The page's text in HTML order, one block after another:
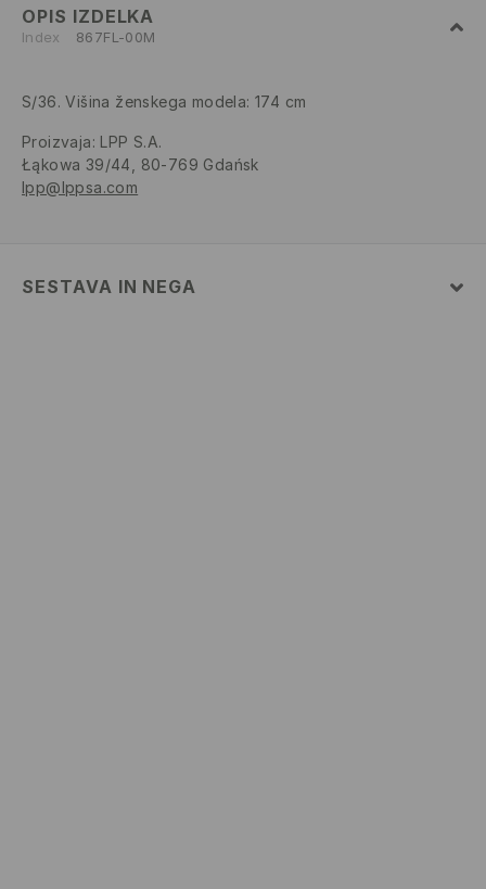
OPIS IZDELKA
Index 867FL-00M
S/36. Višina ženskega modela: 174 cm
Proizvaja: LPP S.A.
Łąkowa 39/44, 80-769 Gdańsk
lpp@lppsa.com
SESTAVA IN NEGA